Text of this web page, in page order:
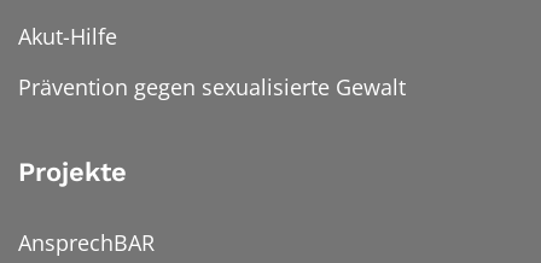
Akut-Hilfe
Prävention gegen sexualisierte Gewalt
Projekte
AnsprechBAR